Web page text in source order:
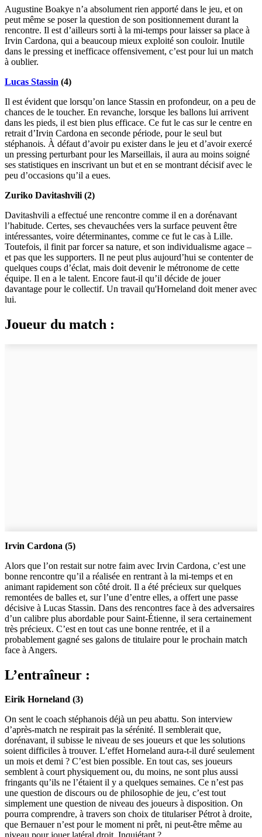
Augustine Boakye n’a absolument rien apporté dans le jeu, et on
peut même se poser la question de son positionnement durant la
rencontre. Il est d’ailleurs sorti à la mi-temps pour laisser sa place à
Irvin Cardona, qui a beaucoup mieux exploité son couloir. Inutile
dans le pressing et inefficace offensivement, c’est pour lui un match
à oublier.
Lucas Stassin (4)
Il est évident que lorsqu’on lance Stassin en profondeur, on a peu de
chances de le toucher. En revanche, lorsque les ballons lui arrivent
dans les pieds, il est bien plus efficace. Ce fut le cas sur le centre en
retrait d’Irvin Cardona en seconde période, pour le seul but
stéphanois. À défaut d’avoir pu exister dans le jeu et d’avoir exercé
un pressing perturbant pour les Marseillais, il aura au moins soigné
ses statistiques en inscrivant un but et en se montrant décisif avec le
peu d’occasions qu’il a eues.
Zuriko Davitashvili (2)
Davitashvili a effectué une rencontre comme il en a dorénavant
l’habitude. Certes, ses chevauchées vers la surface peuvent être
intéressantes, voire déterminantes, comme ce fut le cas à Lille.
Toutefois, il finit par forcer sa nature, et son individualisme agace –
et pas que les supporters. Il ne peut plus aujourd’hui se contenter de
quelques coups d’éclat, mais doit devenir le métronome de cette
équipe. Il en a le talent. Encore faut-il qu’il décide de jouer
davantage pour le collectif. Un travail qu'Horneland doit mener avec
lui.
Joueur du match :
Irvin Cardona (5)
Alors que l’on restait sur notre faim avec Irvin Cardona, c’est une
bonne rencontre qu’il a réalisée en rentrant à la mi-temps et en
animant rapidement son côté droit. Il a été précieux sur quelques
remontées de balles et, sur l’une d’entre elles, a offert une passe
décisive à Lucas Stassin. Dans des rencontres face à des adversaires
d’un calibre plus abordable pour Saint-Étienne, il sera certainement
très précieux. C’est en tout cas une bonne rentrée, et il a
probablement gagné ses galons de titulaire pour le prochain match
face à Angers.
L’entraîneur :
Eirik Horneland (3)
On sent le coach stéphanois déjà un peu abattu. Son interview
d’après-match ne respirait pas la sérénité. Il semblerait que,
dorénavant, il subisse le niveau de ses joueurs et que les solutions
soient difficiles à trouver. L’effet Horneland aura-t-il duré seulement
un mois et demi ? C’est bien possible. En tout cas, ses joueurs
semblent à court physiquement ou, du moins, ne sont plus aussi
fringants qu’ils ne l’étaient il y a quelques semaines. Ce n’est pas
une question de discours ou de philosophie de jeu, c’est tout
simplement une question de niveau des joueurs à disposition. On
pourra comprendre, à travers son choix de titulariser Pétrot à droite,
que Bernauer n’est pour le moment ni prêt, ni peut-être même au